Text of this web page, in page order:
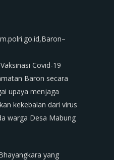
Covid-19
Baron secara
upaya menjaga
kekebalan dari virus
warga Desa Mabung
yang